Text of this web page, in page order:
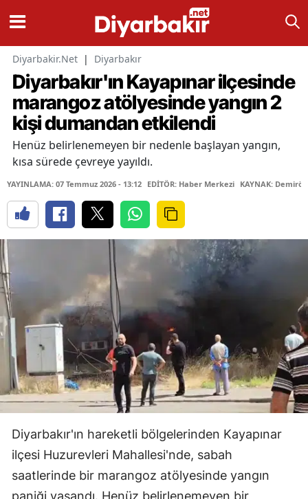
Diyarbakir.Net | Diyarbakır
Diyarbakır'ın Kayapınar ilçesinde
marangoz atölyesinde yangın 2
kişi dumandan etkilendi
Henüz belirlenemeyen bir nedenle başlayan yangın,
kısa sürede çevreye yayıldı.
YAYINLAMA: 07 Temmuz 2026 - 13:12 EDİTÖR: Haber Merkezi KAYNAK:
Diyarbakır'ın hareketli bölgelerinden Kayapınar
ilçesi Huzurevleri Mahallesi'nde, sabah
saatlerinde bir marangoz atölyesinde yangın
paniği yaşandı. Henüz belirlenemeyen bir